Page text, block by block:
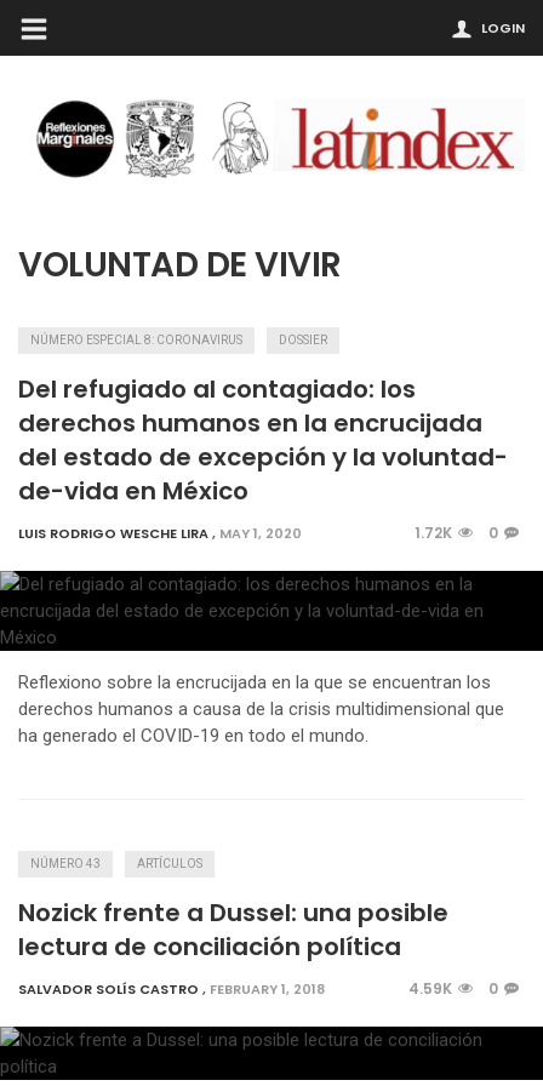
LOGIN
VOLUNTAD DE VIVIR
NÚMERO ESPECIAL 8: CORONAVIRUS DOSSIER
Del refugiado al contagiado: los
derechos humanos en la encrucijada
del estado de excepción y la voluntad-
de-vida en México
LUIS RODRIGO WESCHE LIRA, MAY 1, 2020 1.72K 0
Reflexiono sobre la encrucijada en la que se encuentran los
derechos humanos a causa de la crisis multidimensional que
ha generado el COVID-19 en todo el mundo.
NÚMERO 43 ARTÍCULOS
Nozick frente a Dussel: una posible
lectura de conciliación política
SALVADOR SOLÍS CASTRO , FEBRUARY 1, 2018 4.59K 0